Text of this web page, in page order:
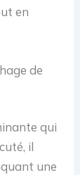
en
de
qui
il
une